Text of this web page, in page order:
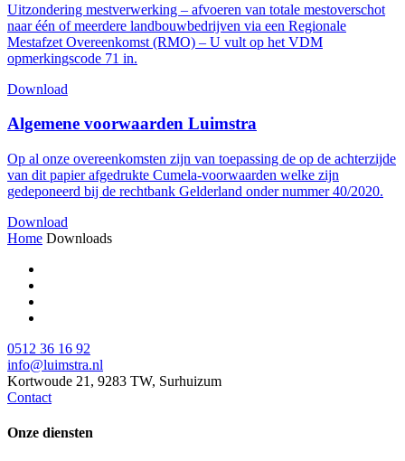
Uitzondering mestverwerking – afvoeren van totale mestoverschot
naar één of meerdere landbouwbedrijven via een Regionale
Mestafzet Overeenkomst (RMO) – U vult op het VDM
opmerkingscode 71 in.
Download
Algemene voorwaarden Luimstra
Op al onze overeenkomsten zijn van toepassing de op de achterzijde
van dit papier afgedrukte Cumela-voorwaarden welke zijn
gedeponeerd bij de rechtbank Gelderland onder nummer 40/2020.
Download
Home Downloads
0512 36 16 92
info@luimstra.nl
Kortwoude 21, 9283 TW, Surhuizum
Contact
Onze diensten